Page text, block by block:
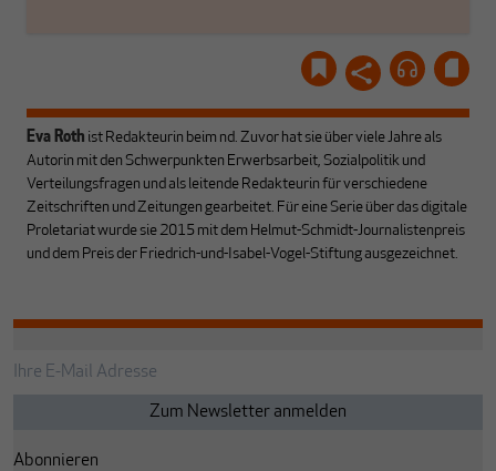
Eva Roth ist Redakteurin beim nd. Zuvor hat sie über viele Jahre als
Autorin mit den Schwerpunkten Erwerbsarbeit, Sozialpolitik und
Verteilungsfragen und als leitende Redakteurin für verschiedene
Zeitschriften und Zeitungen gearbeitet. Für eine Serie über das digitale
Proletariat wurde sie 2015 mit dem Helmut-Schmidt-Journalistenpreis
und dem Preis der Friedrich-und-Isabel-Vogel-Stiftung ausgezeichnet.
Abonnieren